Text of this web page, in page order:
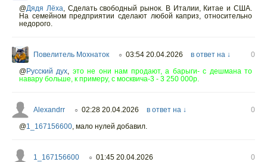
@Дядя Лёха
Сделать свободный рынок. В Италии, Китае и США.
На семейном предприятии сделают любой каприз, относительно
недорого.
Повелитель Мохнаток ○ 03:54 20.04.2026 в ответ на ↓
0
@Русский дух
это не они нам продают, а барыги- с дешмана то
навару больше, к примеру, с москвича-3 - 3 250 000р.
Alexandrr ○ 02:28 20.04.2026 в ответ на ↓
0
@1_167156600 мало нулей добавил.
1_167156600 ○ 01:45 20.04.2026
0